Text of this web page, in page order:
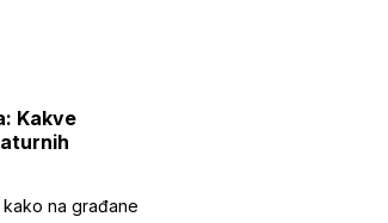
Kakve
na građane